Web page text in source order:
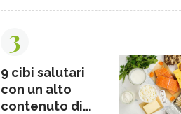
3
9 cibi salutari
con un alto
contenuto di...